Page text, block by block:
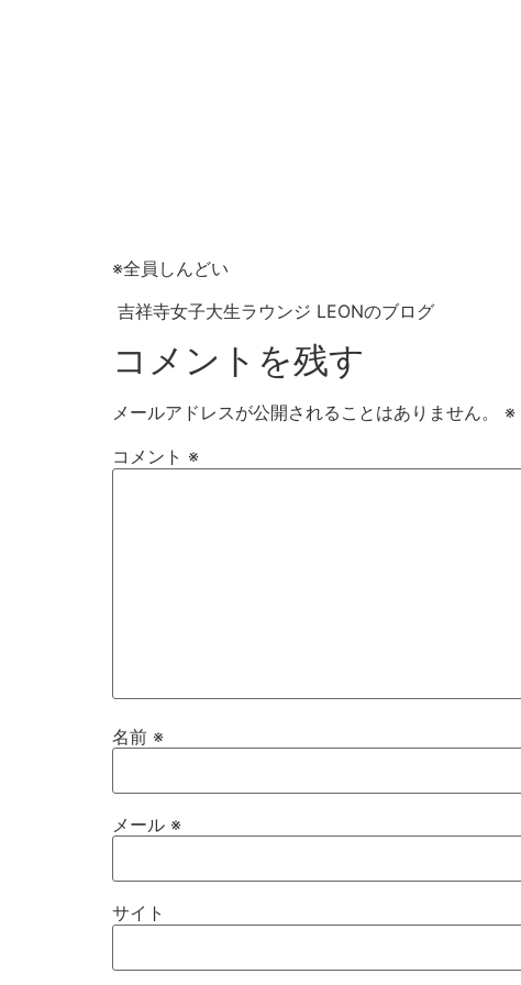
※全員しんどい
吉祥寺女子大生ラウンジ LEONのブログ
コメントを残す
メールアドレスが公開されることはありません。 ※
コメント ※
名前 ※
メール ※
サイト